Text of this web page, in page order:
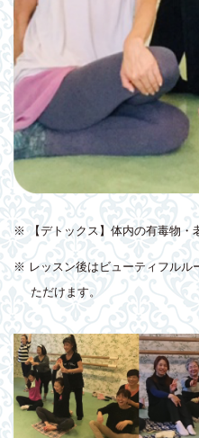
※ 【デトックス】体内の有毒物・
※ レッスン後はビューティフルル
ただけます。